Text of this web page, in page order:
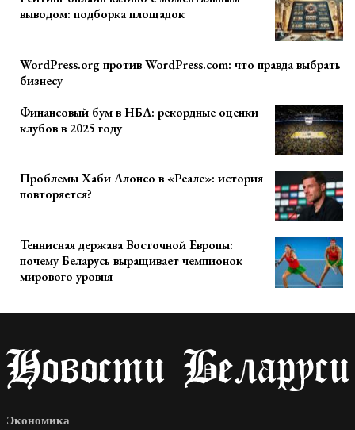
выводом: подборка площадок
WordPress.org против WordPress.com: что правда выбрать
бизнесу
Финансовый бум в НБА: рекордные оценки
клубов в 2025 году
Проблемы Хаби Алонсо в «Реале»: история
повторяется?
Теннисная держава Восточной Европы:
почему Беларусь выращивает чемпионок
мирового уровня
Экономика